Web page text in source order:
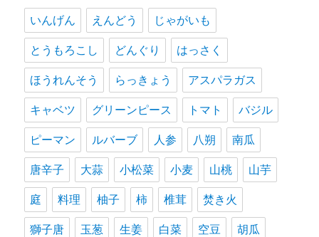
いんげん えんどう じゃがいも
とうもろこし どんぐり はっさく
ほうれんそう らっきょう アスパラガス
キャベツ グリーンピース トマト バジル
ピーマン ルバーブ 人参 八朔 南瓜
唐辛子 大蒜 小松菜 小麦 山桃 山芋
庭 料理 柚子 柿 椎茸 焚き火
獅子唐 玉葱 生姜 白菜 空豆 胡瓜